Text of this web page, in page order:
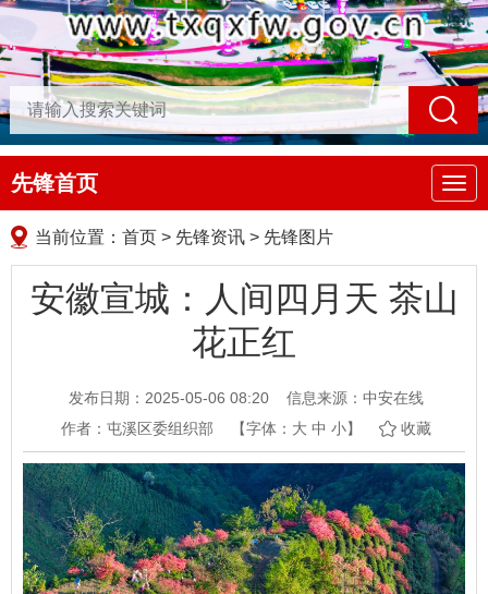
导
航
先锋首页
当前位置： 首页 > 先锋资讯 > 先锋图片
安徽宣城：人间四月天 茶山
花正红
发布日期：2025-05-06 08:20
信息来源：中安在线
作者：屯溪区委组织部
【字体： 大 中 小】 收藏